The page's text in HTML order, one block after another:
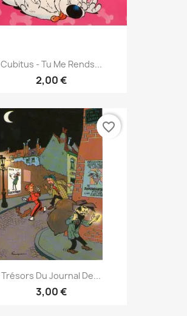
Cubitus - Tu Me Rends...
2,00 €
Trésors Du Journal De...
3,00 €
favorite_border